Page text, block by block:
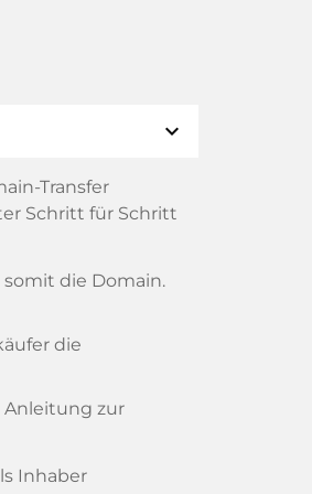
expand_more
Transfer
Schritt für Schritt
somit die Domain.
die
Anleitung zur
Inhaber